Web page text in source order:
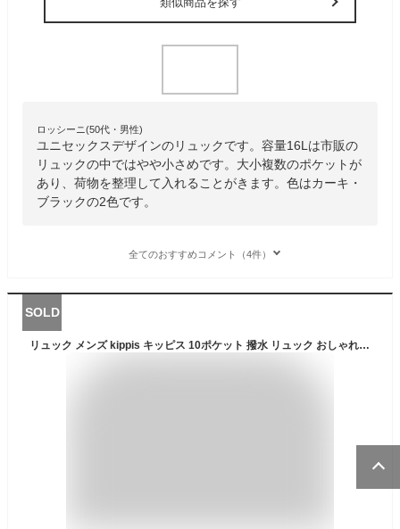
ロッシーニ(50代・男性)
ユニセックスデザインのリュックです。容量16Lは市販の
リュックの中ではやや小さめです。大小複数のポケットが
あり、荷物を整理して入れることがきます。色はカーキ・
ブラックの2色です。
全てのおすすめコメント（4件）
SOLD
リュック メンズ kippis キッピス 10ポケット 撥水 リュック おしゃれ 大容量 B5 通学用 リュックサック 撥水加工 ナイロン リュック 通勤用 A4 デイパック 高校生 大学生 黒 ブラック カーキ グレー イエロー ミニリュック 多ポケット 多収納 バレンタイン プレゼント